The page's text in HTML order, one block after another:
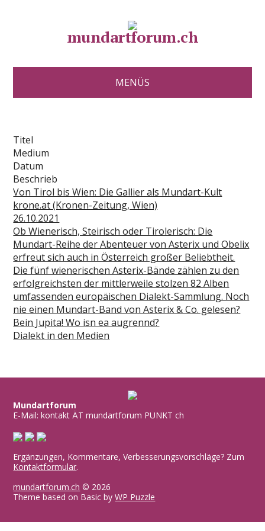
mundartforum.ch
MENÜS
Titel
Medium
Datum
Beschrieb
Von Tirol bis Wien: Die Gallier als Mundart-Kult
krone.at (Kronen-Zeitung, Wien)
26.10.2021
Ob Wienerisch, Steirisch oder Tirolerisch: Die
Mundart-Reihe der Abenteuer von Asterix und Obelix
erfreut sich auch in Österreich großer Beliebtheit.
Die fünf wienerischen Asterix-Bände zählen zu den
erfolgreichsten der mittlerweile stolzen 82 Alben
umfassenden europäischen Dialekt-Sammlung. Noch
nie einen Mundart-Band von Asterix & Co. gelesen?
Bein Jupita! Wo isn ea augrennd?
Dialekt in den Medien
Mundartforum
E-Mail: kontakt ÄT mundartforum PUNKT ch
Ergänzungen, Kommentare, Verbesserungsvorschläge? Zum
Kontaktformular.
mundartforum.ch © 2026
Theme based on Basic byWP Puzzle